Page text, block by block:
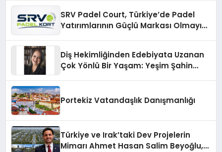
SRV Padel Court, Türkiye’de Padel
Yatırımlarının Güçlü Markası Olmayı
Diş Hekimliğinden Edebiyata Uzanan
Çok Yönlü Bir Yaşam: Yeşim Şahin
Portekiz Vatandaşlık Danışmanlığı
Türkiye ve Irak’taki Dev Projelerin
Mimarı Ahmet Hasan Salim Beyoğlu,